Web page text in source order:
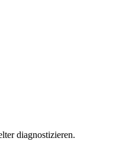
diagnostizieren.